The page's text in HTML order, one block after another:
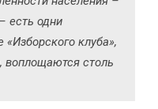
есть одни
клуба»,
столь